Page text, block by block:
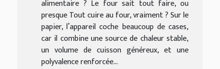
alimentaire ? Le four sait tout faire, ou
presque Tout cuire au four, vraiment ? Sur le
papier, l’appareil coche beaucoup de cases,
car il combine une source de chaleur stable,
un volume de cuisson généreux, et une
polyvalence renforcée...